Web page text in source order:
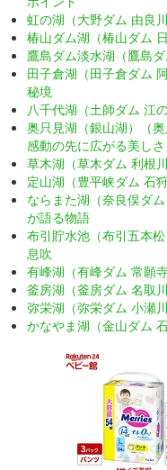
虹の湖（大野ダム 由良
椿山ダム湖（椿山ダム
鷹島ダム淡水湖（鷹島
田子倉湖（田子倉ダム
秘境
八千代湖（土師ダム 江
奥只見湖（銀山湖）（
感動の先に広がる美しさ
草木湖（草木ダム 利根
定山湖（豊平峡ダム 石
ならまた湖（奈良俣ダ
が語る物語
布引貯水池（布引五本
息吹
有峰湖（有峰ダム 常願
釜房湖（釜房ダム 名取
弥栄湖（弥栄ダム 小瀬
かなやま湖（金山ダム